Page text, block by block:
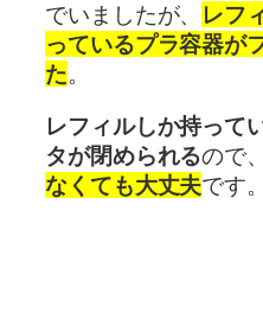
でいましたが、
レフ
っているプラ容器が
た。
レフィルしか持って
タが閉められるので
なくても大丈夫です。